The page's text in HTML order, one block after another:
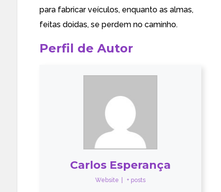
para fabricar veículos, enquanto as almas,
feitas doidas, se perdem no caminho.
Perfil de Autor
Carlos Esperança
Website + posts